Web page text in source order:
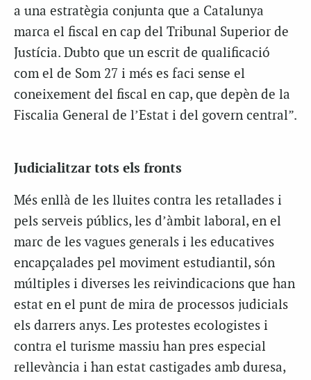
a una estratègia conjunta que a Catalunya
marca el fiscal en cap del Tribunal Superior de
Justícia. Dubto que un escrit de qualificació
com el de Som 27 i més es faci sense el
coneixement del fiscal en cap, que depèn de la
Fiscalia General de l’Estat i del govern central”.
Judicialitzar tots els fronts
Més enllà de les lluites contra les retallades i
pels serveis públics, les d’àmbit laboral, en el
marc de les vagues generals i les educatives
encapçalades pel moviment estudiantil, són
múltiples i diverses les reivindicacions que han
estat en el punt de mira de processos judicials
els darrers anys. Les protestes ecologistes i
contra el turisme massiu han pres especial
rellevància i han estat castigades amb duresa,